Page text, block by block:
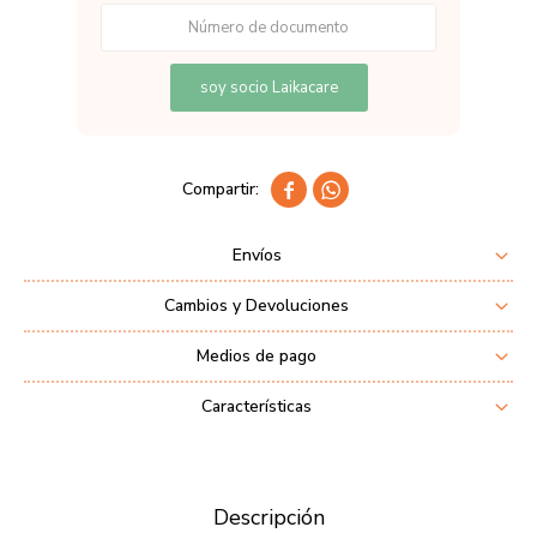
soy socio Laikacare
 
Envíos
Cambios y Devoluciones
Medios de pago
Características
Descripción